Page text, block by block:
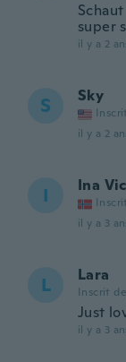
super
il y a 2
S Sky
il y a 2
I Ina
il y a 3
L Lara
Inscrit
Just
il y a 3